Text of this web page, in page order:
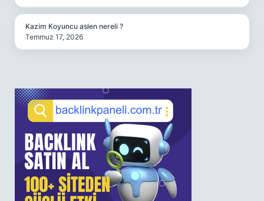
Kazim Koyuncu aslen nereli ?
Temmuz 17, 2026